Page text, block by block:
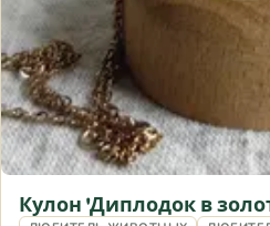
Кулон 'Диплодок в